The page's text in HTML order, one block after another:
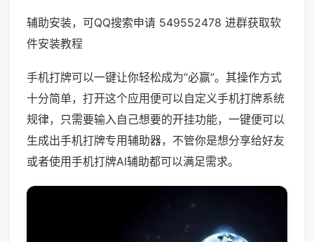
辅助安装，可QQ搜索申请 549552478 进群获取软
件安装教程
手机打牌可以一键让你轻松成为“必赢”。其操作方式
十分简单，打开这个应用便可以自定义手机打牌系统
规律，只需要输入自己想要的开挂功能，一键便可以
生成出手机打牌专用辅助器，不管你是想分享给好友
或者使用手机打牌AI辅助都可以满足需求。